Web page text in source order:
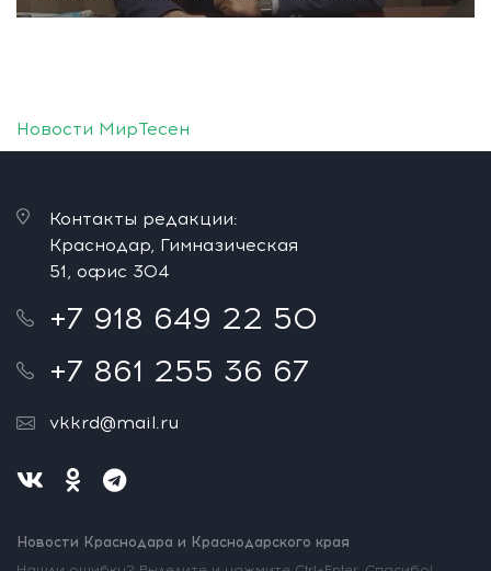
Новости МирТесен
Контакты редакции:
Краснодар, Гимназическая
51, офис 304
+7 918 649 22 50
+7 861 255 36 67
vkkrd@mail.ru
Новости Краснодара и Краснодарского края